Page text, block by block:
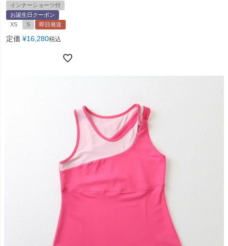
インナーショーツ付
お誕生日クーポン
XS
S 即日発送
定価 ¥16,280税込